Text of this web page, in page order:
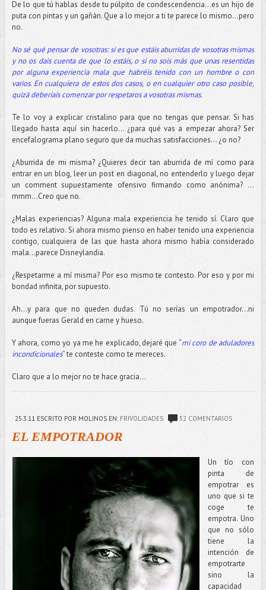
De lo que tú hablas desde tu púlpito de condescendencia...es un hijo de
puta con pintas y un gañán. Que a lo mejor a ti te parece lo mismo…pero
no.
No sé qué pensar de vosotras: si es que estáis aburridas de vosotras mismas
y no os dais cuenta de que lo estáis, o si no sois más que unas resentidas
por alguna experiencia mala que habréis tenido con un hombre o con
varios. En cualquiera de estos dos casos, o en cualquier otro caso posible,
quizá deberíais comenzar por respetaros a vosotras mismas.
Te lo voy a explicar cristalino para que no tengas que pensar. Si has
llegado hasta aquí sin hacerlo... ¿para qué vas a empezar ahora? Ser
encefalograma plano seguro que da muchas satisfacciones… ¿o no?
¿Aburrida de mi misma? ¿Quieres decir tan aburrida de mí como para
entrar en un blog, leer un post en diagonal, no entenderlo y luego dejar
un comment supuestamente ofensivo firmando como anónima? …
mmm…Creo que no.
¿Malas experiencias? Alguna mala experiencia he tenido sí. Claro que
todo es relativo. Si ahora mismo pienso en haber tenido una experiencia
contigo, cualquiera de las que hasta ahora mismo había considerado
mala...parece Disneylandia.
¿Respetarme a mí misma? Por eso mismo te contesto. Por eso y por mi
bondad infinita, por supuesto.
Ah...y para que no queden dudas. Tú no serías un empotrador…ni
aunque fueras Gerald en carne y hueso.
Y ahora, como yo ya me he explicado, dejaré que “mi coro de aduladores
incondicionales”te conteste como te mereces.
Claro que a lo mejor no te hace gracia…
25.3.11 ESCRITO POR MOLINOS EN: FRIVOLIDADES 52 COMENTARIOS
EL EMPOTRADOR
Un tío con
pinta de
empotrar es
uno que si te
coge te
empotra. Uno
que no sólo
tiene la
intención de
empotrarte
sino la
capacidad